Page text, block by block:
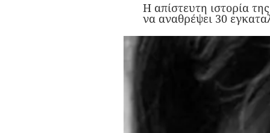
Η απίστευτη ιστορία
να αναθρέψει 30